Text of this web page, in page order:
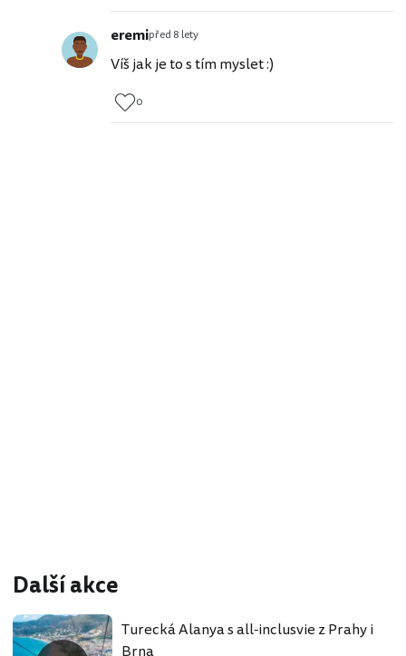
eremipřed 8 lety
Víš jak je to s tím myslet :)
0
Další akce
Turecká Alanya s all-inclusvie z Prahy i
Brna